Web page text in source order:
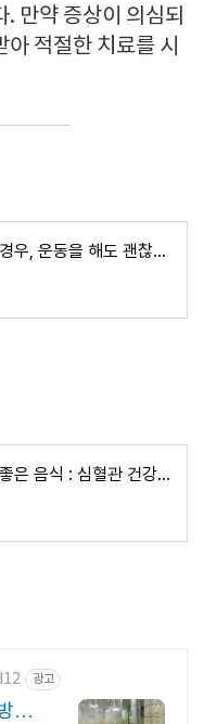
만약 증상이 의심되
적절한 치료를 시
관상동맥질환이 있는 경우, 운동을 해도 괜찮을까?
관상동맥질환 예방에 좋은 음식 : 심혈관 건강을 지키는 식단
광고
치